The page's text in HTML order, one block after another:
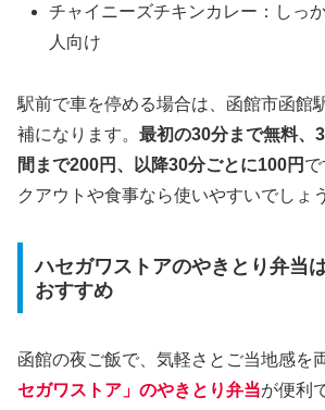
チャイニーズチキンカレー：しっ
人向け
駅前で車を停める場合は、函館市函館
補になります。 最初の30分まで無料、
間まで200円、以降30分ごとに100円
クアウトや食事なら使いやすいでしょう
ハセガワストアのやきとり弁当
おすすめ
函館の夜ご飯で、気軽さとご当地感を
セガワストア」のやきとり弁当が便利